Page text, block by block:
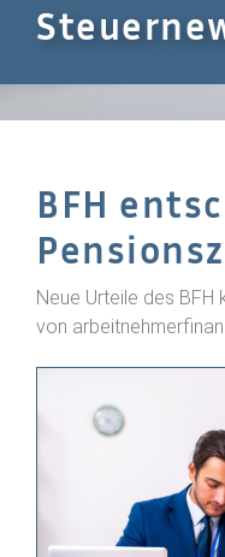
BFH
Neue Urteile des BFH
von